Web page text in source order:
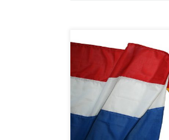
Ocho horas de
bandas entre Merkel,
terminaron con la
dentro de los
Alemania por evitar una
embargo, las amenazas
líder ruso pusieron […]